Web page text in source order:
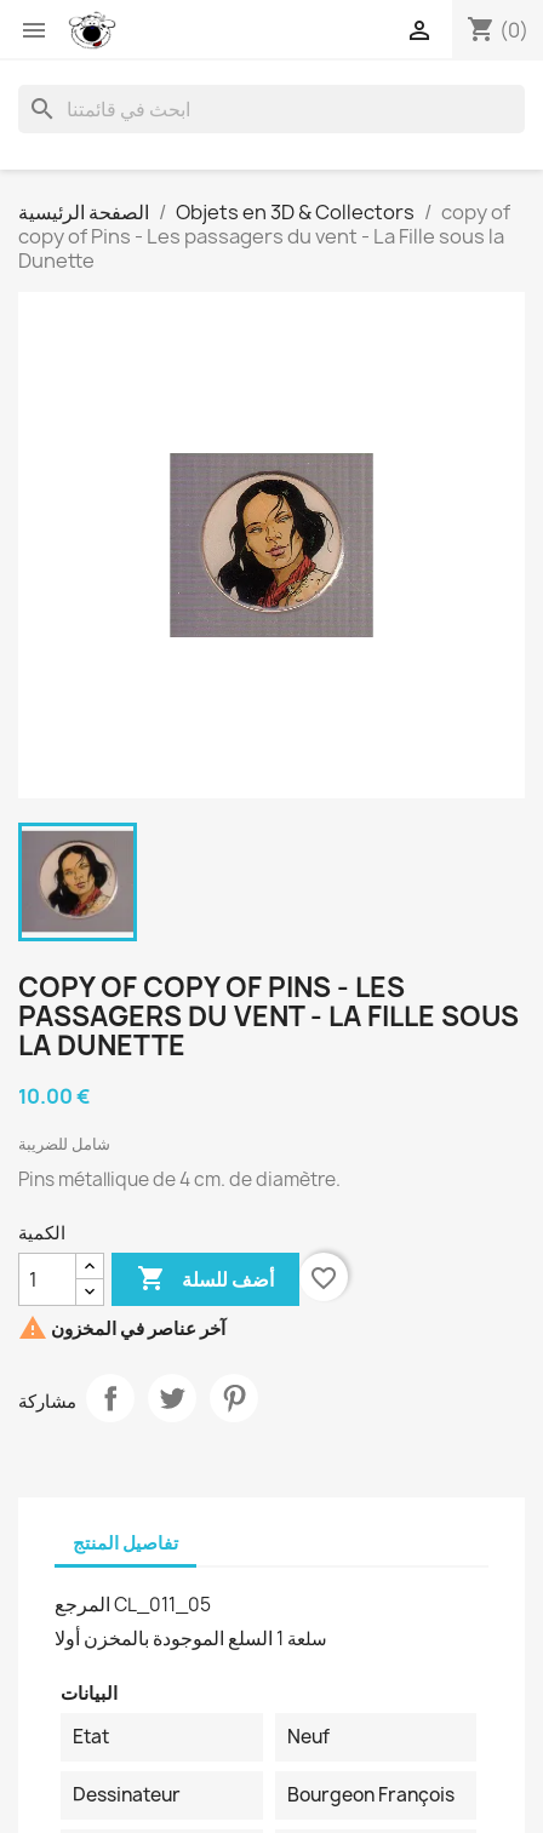
 shopping_cart (0)

search
الصفحة الرئيسية Objets en 3D & Collectors
copy of
copy of Pins - Les passagers du vent - La Fille sous la
Dunette
COPY OF COPY OF PINS - LES
PASSAGERS DU VENT - LA FILLE SOUS
LA DUNETTE
10.00 €
شامل للضريبة
Pins métallique de 4 cm. de diamètre.
الكمية
 أضف للسلة
favorite_border
 آخر عناصر في المخزون
مشاركة
تفاصيل المنتج
المرجعCL_011_05
السلع الموجودة بالمخزن أولا 1 سلعة
البيانات
Etat
Neuf
Dessinateur Bourgeon François